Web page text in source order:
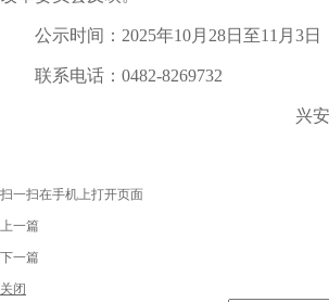
公示时间：2025年10月28日至11月3日
联系电话：0482-8269732
兴
扫一扫在手机上打开页面
上一篇
下一篇
关闭